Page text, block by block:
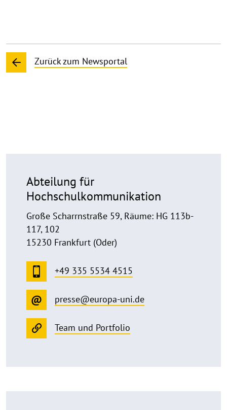
Zurück zum Newsportal
Abteilung für
Hochschulkommunikation
Große Scharrnstraße 59, Räume: HG 113b-
117, 102
15230 Frankfurt (Oder)
+49 335 5534 4515
presse@europa-uni.de
Team und Portfolio